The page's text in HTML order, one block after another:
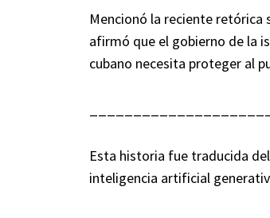
Mencionó la reciente retórica
afirmó que el gobierno de la
cubano necesita proteger al
Esta historia fue traducida
inteligencia artificial